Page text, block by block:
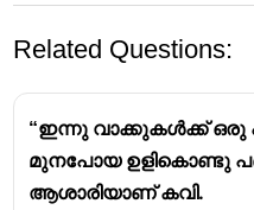
Related Questions:
“ഇന്നു വാക്കുകൾക്ക് ഒരു
മുനപോയ ഉളികൊണ്ടു
ആശാരിയാണ് കവി.